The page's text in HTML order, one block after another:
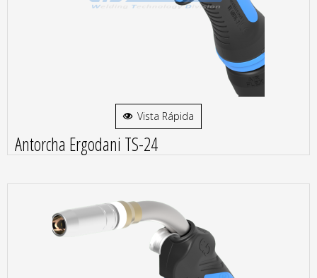
Vista Rápida
Antorcha Ergodani TS-24